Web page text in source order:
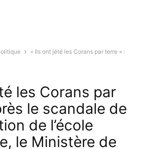
« Ils ont jété les Corans par terre » :
les Corans par
le scandale de
de l’école
le Ministère de